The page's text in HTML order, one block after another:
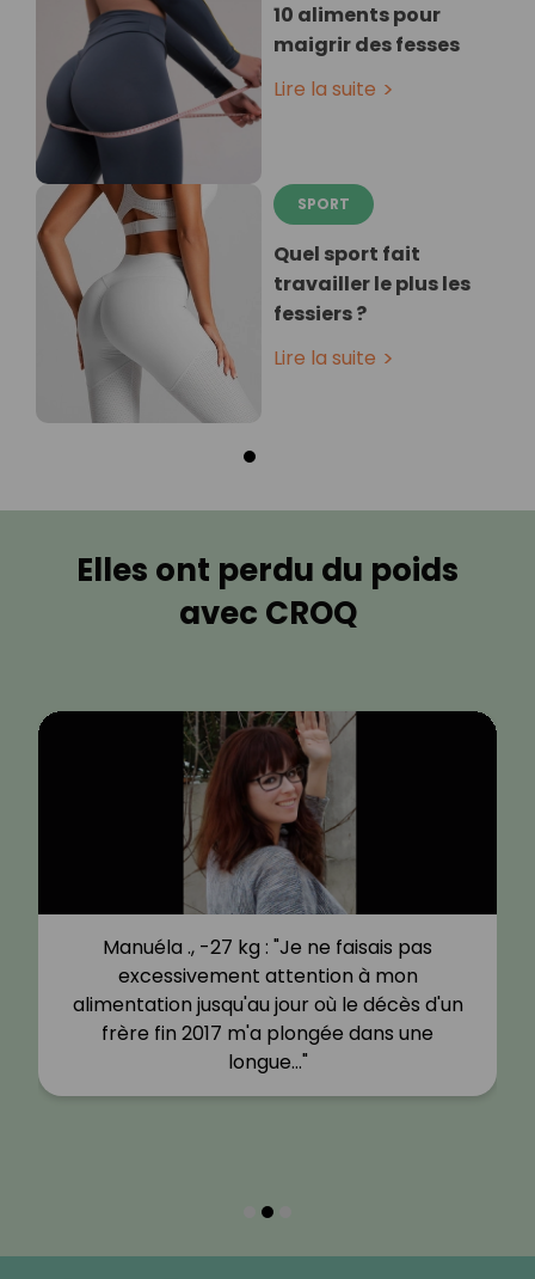
10 aliments pour
maigrir des fesses
Lire la suite
SPORT
Quel sport fait
travailler le plus les
fessiers ?
Lire la suite
Elles ont perdu du poids
avec CROQ
Manuéla ., -27 kg : "Je ne faisais pas
excessivement attention à mon
alimentation jusqu'au jour où le décès d'un
frère fin 2017 m'a plongée dans une
longue…"